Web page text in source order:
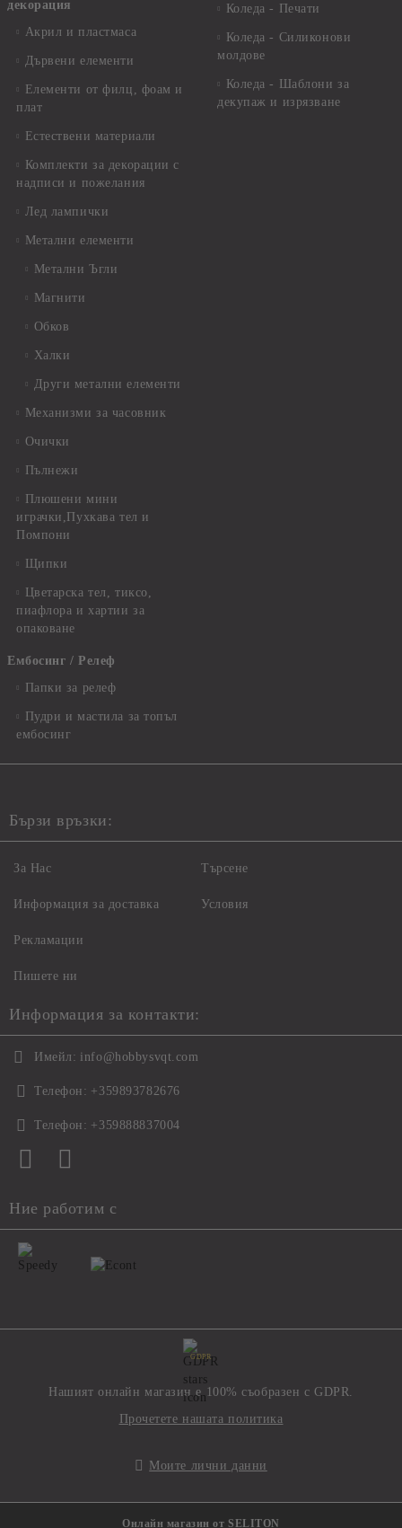
декорация
Акрил и пластмаса
Дървени елементи
Елементи от филц, фоам и
плат
Естествени материали
Комплекти за декорации с
надписи и пожелания
Лед лампички
Метални елементи
Метални Ъгли
Магнити
Обков
Халки
Други метални елементи
Механизми за часовник
Очички
Пълнежи
Плюшени мини
играчки,Пухкава тел и
Помпони
Щипки
Цветарска тел, тиксо,
пиафлора и хартии за
опаковане
Ембосинг / Релеф
Папки за релеф
Пудри и мастила за топъл
ембосинг
Коледа - Печати
Коледа - Силиконови
молдове
Коледа - Шаблони за
декупаж и изрязване
Бързи връзки:
За Нас
Информация за доставка
Рекламации
Пишете ни
Търсене
Условия
Информация за контакти:
Имейл: info@hobbysvqt.com
Телефон: +359893782676
Телефон: +359888837004
Ние работим с
GDPR
Нашият онлайн магазин е 100% съобразен с GDPR.
Прочетете нашата политика
Моите лични данни
Онлайн магазин от SELITON